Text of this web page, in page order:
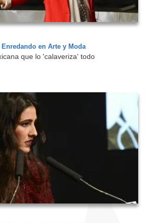
en Arte y Moda
que lo 'calaveriza' todo